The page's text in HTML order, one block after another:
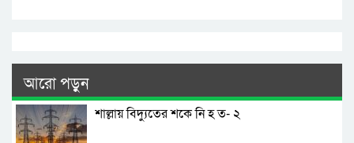
আরো পড়ুন
শাল্লায় বিদ্যুতের শকে নি হ ত- ২